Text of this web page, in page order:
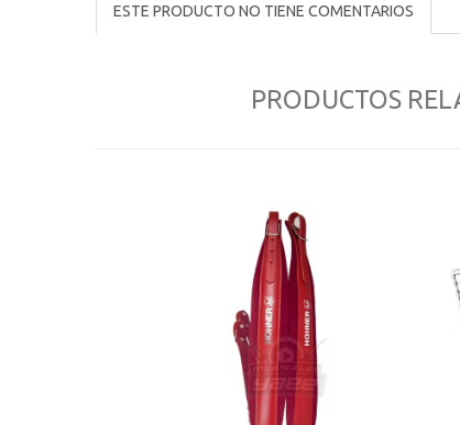
ESTE PRODUCTO NO TIENE COMENTARIOS
PRODUCTOS